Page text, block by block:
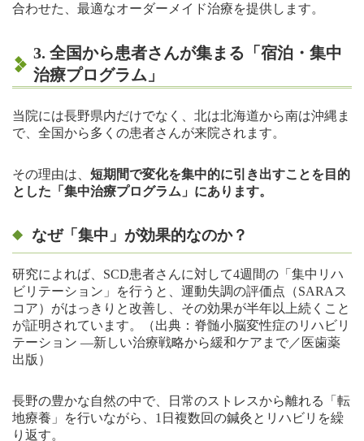
合わせた、最適なオーダーメイド治療を提供します。
3. 全国から患者さんが集まる「宿泊・集中
治療プログラム」
当院には長野県内だけでなく、北は北海道から南は沖縄ま
で、全国から多くの患者さんが来院されます。
その理由は、 短期間で変化を集中的に引き出すことを目的
とした「集中治療プログラム」にあります。
なぜ「集中」が効果的なのか？
研究によれば、SCD患者さんに対して4週間の「集中リハ
ビリテーション」を行うと、運動失調の評価点（SARAス
コア）がはっきりと改善し、その効果が半年以上続くこと
が証明されています。（出典：脊髄小脳変性症のリハビリ
テーション ―新しい治療戦略から緩和ケアまで／医歯薬
出版）
長野の豊かな自然の中で、日常のストレスから離れる「転
地療養」を行いながら、1日複数回の鍼灸とリハビリを繰
り返す。